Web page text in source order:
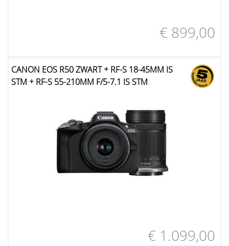
€ 899,00
CANON EOS R50 ZWART + RF-S 18-45MM IS
STM + RF-S 55-210MM F/5-7.1 IS STM
€ 1.099,00